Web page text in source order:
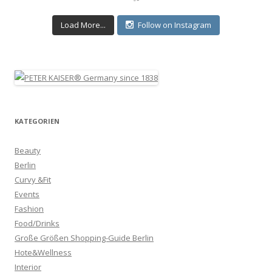
Load More... Follow on Instagram
KATEGORIEN
Beauty
Berlin
Curvy &Fit
Events
Fashion
Food/Drinks
Große Größen Shopping-Guide Berlin
Hote&Wellness
Interior